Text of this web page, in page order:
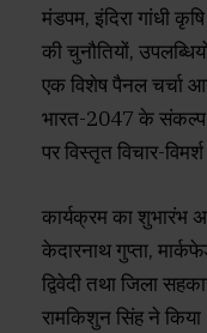
मंडपम, इंदिरा गांधी
की चुनौतियों,
एक विशेष पैनल चर्चा
भारत-2047 के संकल्प
पर विस्तृत विचार-
कार्यक्रम का शुभारंभ
केदारनाथ गुप्ता,
द्विवेदी तथा जिला
रामकिशुन सिंह ने